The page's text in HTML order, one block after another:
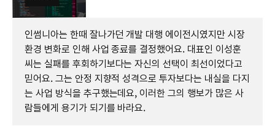
인썸니아는 한때 잘나가던 개발 대행 에이전시였지만 시장
환경 변화로 인해 사업 종료를 결정했어요. 대표인 이성훈
씨는 실패를 후회하기보다는 자신의 선택이 최선이었다고
믿어요. 그는 안정 지향적 성격으로 투자보다는 내실을 다지
는 사업 방식을 추구했는데요, 이러한 그의 행보가 많은 사
람들에게 용기가 되기를 바라요.